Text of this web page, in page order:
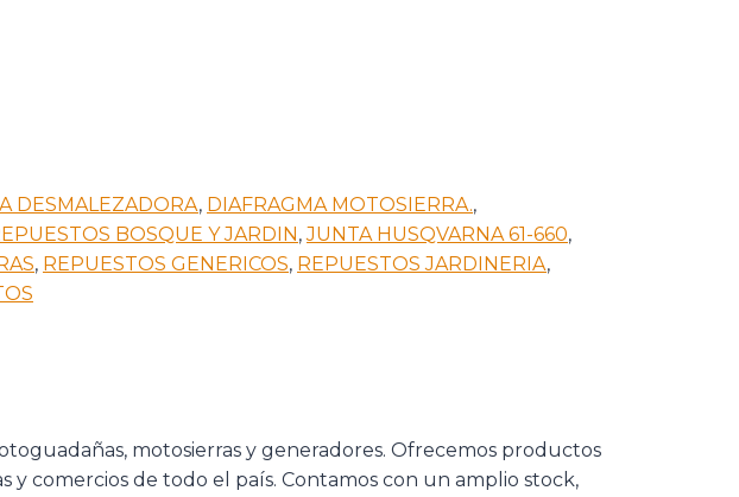
DESMALEZADORA, DIAFRAGMA MOTOSIERRA.,
BOSQUE Y JARDIN ,JUNTA HUSQVARNA 61-660,
, REPUESTOS GENERICOS, REPUESTOS JARDINERIA,
motosierras y generadores. Ofrecemos productos
comercios de todo el país. Contamos con un amplio stock,